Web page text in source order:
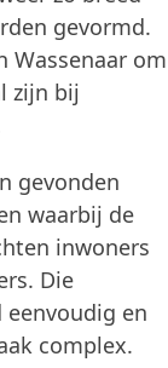
gevormd.
Wassenaar om
zijn bij
gevonden
waarbij de
inwoners
Die
en
complex.